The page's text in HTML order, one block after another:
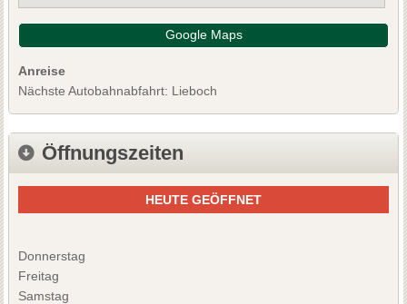
Google Maps
Anreise
Nächste Autobahnabfahrt: Lieboch
Öffnungszeiten
HEUTE GEÖFFNET
Donnerstag
Freitag
Samstag